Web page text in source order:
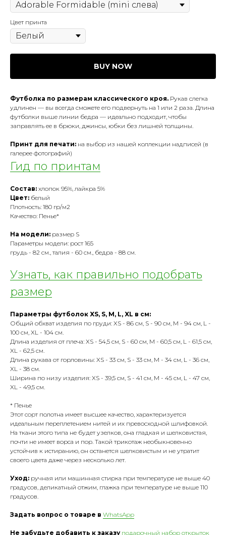
Цвет принта
BUY NOW
Футболка по размерам классического кроя. Рукав слегка
удлинен — вы всегда сможете его подвернуть на 1 или 2 раза. Длина
футболки выше линии бедра — идеально подходит, чтобы
заправлять ее в брюки, джинсы, юбки без лишней толщины.
Принт для печати: на выбор из нашей коллекции надписей (в
галерее фотографий)
Гид по принтам
Состав: хлопок 95%, лайкра 5%
Цвет: белый
Плотность: 180 гр/м2
Качество: Пенье*
На модели: размер S
Параметры модели: рост 165
грудь - 82 см., талия - 60 см., бедра - 88 см.
Узнать, как правильно подобрать
размер
Параметры футболок XS, S, M, L, XL в см:
Общий обхват изделия по груди: XS - 86 см, S - 90 см, M - 94 см, L -
100 см, XL - 104 см.
Длина изделия от плеча: XS - 54,5 см, S - 60 см, M - 60,5 см, L - 61,5 см,
XL - 62,5 см.
Длина рукава от горловины: XS - 33 см, S - 33 см, M - 34 см, L - 36 см,
XL - 38 см.
Ширина по низу изделия: XS - 39,5 см, S - 41 см, М - 45 см, L - 47 см,
XL - 49,5 см.
* Пенье
Этот сорт полотна имеет высшее качество, характеризуется
идеальным переплетением нитей и их превосходной шлифовкой.
На ткани этого типа не будет узелков, она гладкая и шелковистая,
почти не имеет ворса и пор. Такой трикотаж необыкновенно
устойчив к истиранию, он останется шелковистым и не утратит
своего цвета даже через несколько лет.
Уход: ручная или машинная стирка при температуре не выше 40
градусов, деликатный отжим, глажка при температуре не выше 110
градусов.
Задать вопрос о товаре в WhatsApp
Не забудьте добавить к заказу подарочный набор открыток